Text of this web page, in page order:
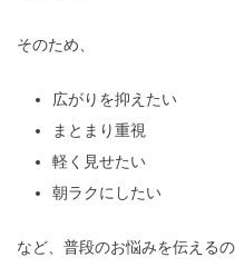
そのため、
広がりを抑えたい
まとまり重視
軽く見せたい
朝ラクにしたい
など、普段のお悩みを伝える